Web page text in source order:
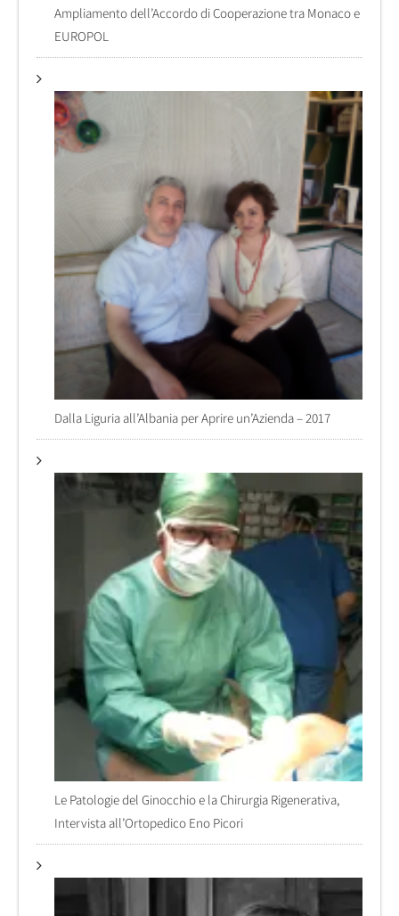
Ampliamento dell’Accordo di Cooperazione tra Monaco e
EUROPOL
Dalla Liguria all’Albania per Aprire un’Azienda – 2017
Le Patologie del Ginocchio e la Chirurgia Rigenerativa,
Intervista all’Ortopedico Eno Picori